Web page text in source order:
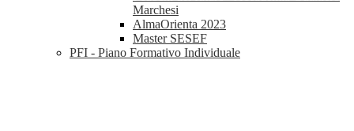
Marchesi
AlmaOrienta 2023
Master SESEF
PFI - Piano Formativo Individuale